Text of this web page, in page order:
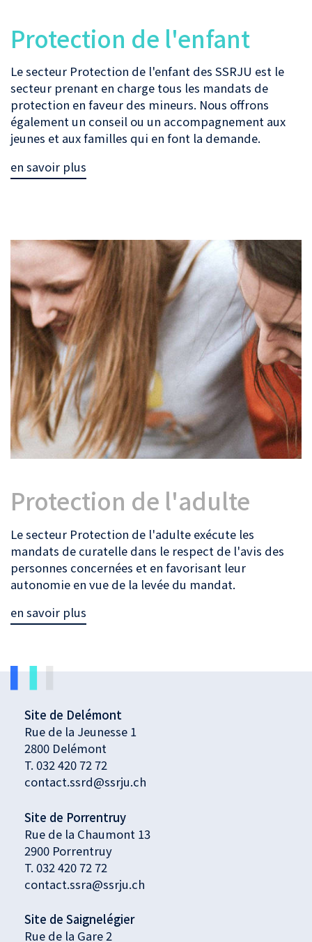
Protection de l'enfant
Le secteur Protection de l'enfant des SSRJU est le
secteur prenant en charge tous les mandats de
protection en faveur des mineurs. Nous offrons
également un conseil ou un accompagnement aux
jeunes et aux familles qui en font la demande.
en savoir plus
Protection de l'adulte
Le secteur Protection de l'adulte exécute les
mandats de curatelle dans le respect de l'avis des
personnes concernées et en favorisant leur
autonomie en vue de la levée du mandat.
en savoir plus
Site de Delémont
Rue de la Jeunesse 1
2800 Delémont
T. 032 420 72 72
contact.ssrd@ssrju.ch
Site de Porrentruy
Rue de la Chaumont 13
2900 Porrentruy
T. 032 420 72 72
contact.ssra@ssrju.ch
Site de Saignelégier
Rue de la Gare 2